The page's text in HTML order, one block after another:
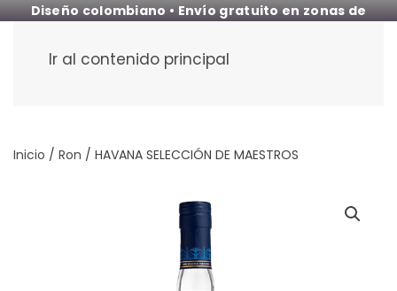
Diseño colombiano • Envío gratuito en zonas de
Ir al contenido principal
Inicio / Ron / HAVANA SELECCIÓN DE MAESTROS